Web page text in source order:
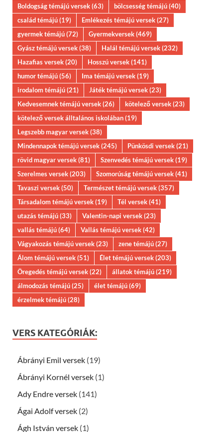
Boldogság témájú versek(63) bölcsesség témájú(40)
család témájú(19) Emlékezés témájú versek(27)
gyermek témájú(72) Gyermekversek(469)
Gyász témájú versek(38) Halál témájú versek(232)
Hazafias versek(20) Hosszú versek(141)
humor témájú(56) Ima témájú versek(19)
irodalom témájú(21) Játék témájú versek(23)
Kedvesemnek témájú versek(26) kötelező versek(23)
kötelező versek álltalános iskolában(19)
Legszebb magyar versek(38)
Mindennapok témájú versek(245) Pünkösdi versek(21)
rövid magyar versek(81) Szenvedés témájú versek(19)
Szerelmes versek(203) Szomorúság témájú versek(41)
Tavaszi versek(50) Természet témájú versek(357)
Társadalom témájú versek(19) Tél versek(41)
utazás témájú(33) Valentin-napi versek(23)
vallás témájú(64) Vallás témájú versek(42)
Vágyakozás témájú versek(23) zene témájú(27)
Álom témájú versek(51) Élet témájú versek(203)
Öregedés témájú versek(22) állatok témájú(219)
álmodozás témájú(25) élet témájú(69)
érzelmek témájú(28)
VERS KATEGÓRIÁK:
Ábrányi Emil versek (19)
Ábrányi Kornél versek (1)
Ady Endre versek (141)
Ágai Adolf versek (2)
Ágh István versek (1)